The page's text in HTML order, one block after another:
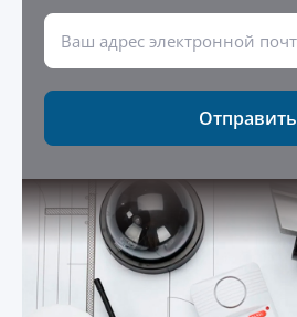
Отправить